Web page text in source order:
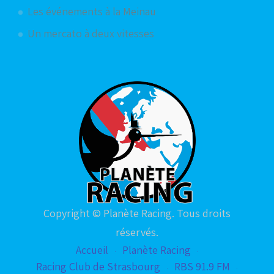
Les événements à la Meinau
Un mercato à deux vitesses
Copyright © Planète Racing. Tous droits
réservés.
Accueil
Planète Racing
Racing Club de Strasbourg
RBS 91.9 FM